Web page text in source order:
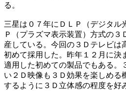
る。
三星は０７年にＤＬＰ（デジタル
Ｐ（プラズマ表示装置）方式の３
産している。今回の３Ｄテレビは
初めて採用した。昨年１２月に決
適用した初めての製品でもある。
い２Ｄ映像も３Ｄ効果を楽しめる
するように３Ｄ立体感の程度を好